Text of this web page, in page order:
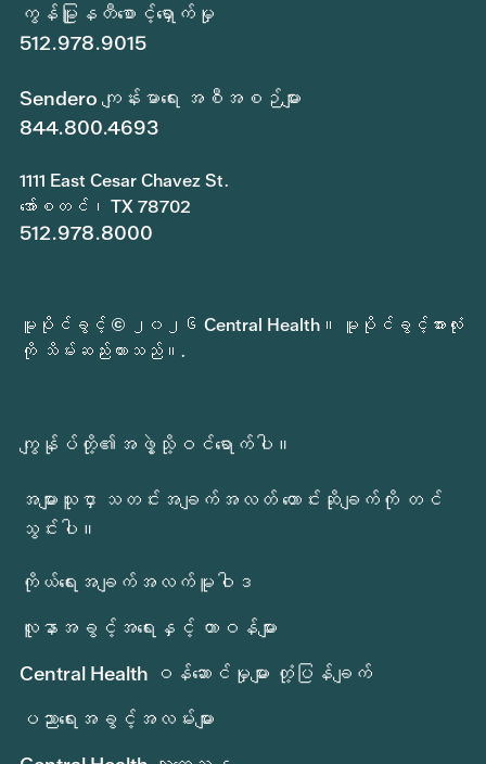
ကွန်မြူနတီစောင့်ရှောက်မှု
512.978.9015
Sendero ကျန်းမာရေး အစီအစဉ်များ
844.800.4693
1111 East Cesar Chavez St.
အော်စတင်၊ TX 78702
512.978.8000
မူပိုင်ခွင့် © ၂၀၂၆ Central Health။ မူပိုင်ခွင့်အားလုံး
ကို သိမ်းဆည်းထားသည်။.
ကျွန်ုပ်တို့၏အဖွဲ့သို့ဝင်ရောက်ပါ။
အများသူငှာ သတင်းအချက်အလတ် တောင်းဆိုချက်ကို တင်
သွင်းပါ။
ကိုယ်ရေးအချက်အလက်မူဝါဒ
လူနာအခွင့်အရေးနှင့် တာဝန်များ
Central Health ဝန်ဆောင်မှုများ တုံ့ပြန်ချက်
ပညာရေးအခွင့်အလမ်းများ